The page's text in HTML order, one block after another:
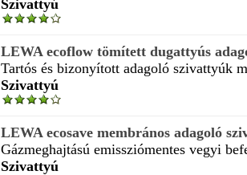
Szivattyú
LEWA ecoflow tömített dugattyús
Tartós és bizonyított adagoló szivattyúk
Szivattyú
LEWA ecosave membrános adagoló
Gázmeghajtású emissziómentes vegyi
Szivattyú